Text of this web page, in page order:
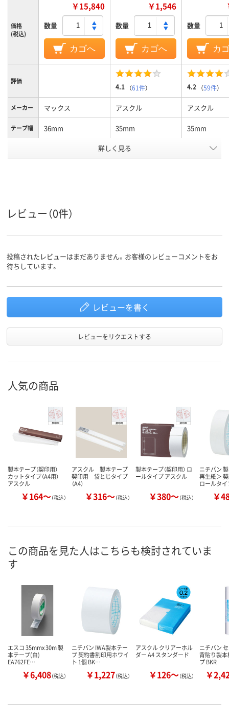
価格
(税込)
￥15,840
数量
カゴへ
￥1,546
数量
カゴへ
数量
カ
評価
4.1 （61件） 4.2 （59件）
メーカー マックス アスクル アスクル
テープ幅 36mm 35mm 35mm
61 61
詳しく見る
レビュー（0件）
投稿されたレビューはまだありません。お客様のレビューコメントをお
待ちしています。
レビューを書く
レビューをリクエストする
人気の商品
製本テープ（契印用）
カットタイプ（A4用）
アスクル
￥164～（税込）
アスクル 製本テープ
契印用 袋とじタイプ
（A4）
￥316～（税込）
製本テープ（契印用） ロ
ールタイプ アスクル
￥380～（税込）
ニチバン
再生紙＞
ロールタイ
￥
この商品を見た人はこちらも検討されていま
す
エスコ 35mmx 30m 製
本テープ(白)
EA762FE…
￥6,408（税込）
ニチバン IWA製本テー
プ 契約書割印用ホワイ
ト 1個 BK…
￥1,227（税込）
アスクル クリアーホル
ダー A4 スタンダード
￥126～（税込）
ニチバン
背貼り製
プ BKR
￥